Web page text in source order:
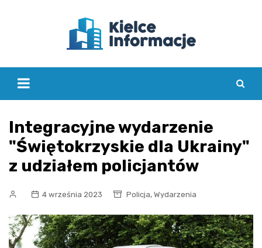
Integracyjne wydarzenie
"Świętokrzyskie dla Ukrainy"
z udziałem policjantów
4 września 2023 Policja, Wydarzenia